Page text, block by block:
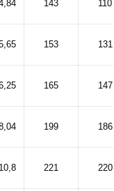
143 110
153 131
165 147
199 186
10,8 221 220